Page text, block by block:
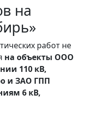
на
работ не
на объекты ООО
110 кВ,
и ЗАО ГПП
6 кВ,